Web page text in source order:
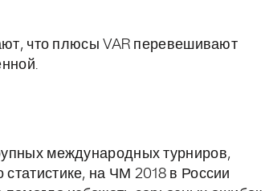
что плюсы VAR перевешивают
международных турниров,
на ЧМ 2018 в России